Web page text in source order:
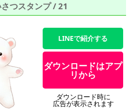
つスタンプ / 21
LINEで紹介する
ダウンロードはアプ
リから
ダウンロード時に
広告が表示されます